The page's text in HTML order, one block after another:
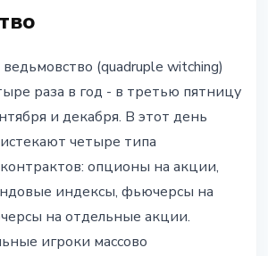
(quadruple witching)
раза в год - в третью пятницу
и декабря. В этот день
четыре типа
опционы на акции,
индексы, фьючерсы на
на отдельные акции.
игроки массово